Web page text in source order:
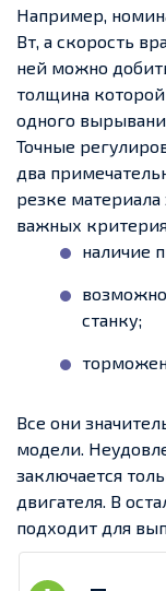
Например,
Вт, а скорость
ней можно
толщина
одного
Точные
два
резке
важных
наличие
станку;
Все они
модели.
заключается
двигателя. В
подходит для